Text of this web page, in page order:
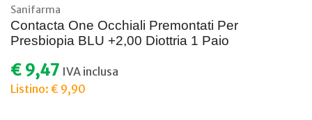
Sanifarma
Contacta One Occhiali Premontati Per
Presbiopia BLU +2,00 Diottria 1 Paio
€ 9,47 IVA inclusa
Listino: € 9,90